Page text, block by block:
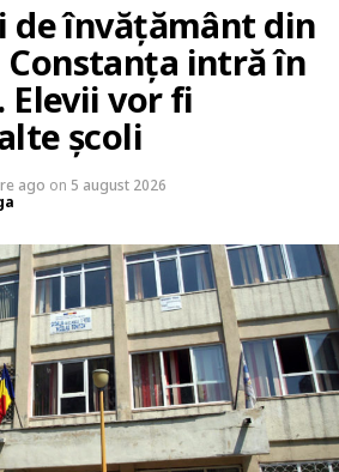
de învățământ din
intră în
vor fi
școli
ago on 5 august 2026